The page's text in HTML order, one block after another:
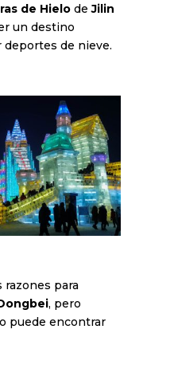
de HielodeJilin
un destino
deportes de nieve.
razones para
, pero
puede encontrar